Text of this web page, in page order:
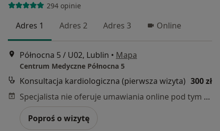
294 opinie
Adres 1 Adres 2 Adres 3 Online
Północna 5 / U02, Lublin • Mapa
Centrum Medyczne Północna 5
Konsultacja kardiologiczna (pierwsza wizyta) 300 zł
Specjalista nie oferuje umawiania online pod tym adresem.
Poproś o wizytę